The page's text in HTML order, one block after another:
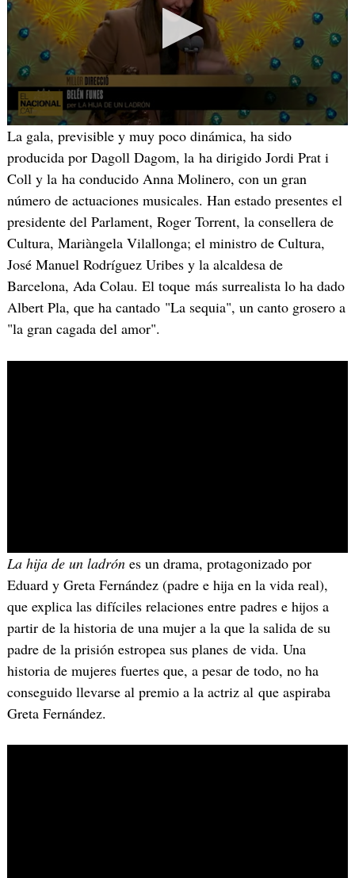
La gala, previsible y muy poco dinámica, ha sido
producida por Dagoll Dagom, la ha dirigido Jordi Prat i
Coll y la ha conducido Anna Molinero, con un gran
número de actuaciones musicales. Han estado presentes el
presidente del Parlament, Roger Torrent, la consellera de
Cultura, Mariàngela Vilallonga; el ministro de Cultura,
José Manuel Rodríguez Uribes y la alcaldesa de
Barcelona, Ada Colau. El toque más surrealista lo ha dado
Albert Pla, que ha cantado "La sequia", un canto grosero a
"la gran cagada del amor".
La hija de un ladrónes un drama, protagonizado por
Eduard y Greta Fernández (padre e hija en la vida real),
que explica las difíciles relaciones entre padres e hijos a
partir de la historia de una mujer a la que la salida de su
padre de la prisión estropea sus planes de vida. Una
historia de mujeres fuertes que, a pesar de todo, no ha
conseguido llevarse al premio a la actriz al que aspiraba
Greta Fernández.